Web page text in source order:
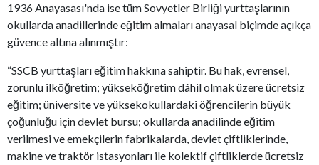
1936 Anayasası'nda ise tüm Sovyetler Birliği yurttaşlarının
okullarda anadillerinde eğitim almaları anayasal biçimde açıkça
güvence altına alınmıştır:
“SSCB yurttaşları eğitim hakkına sahiptir. Bu hak, evrensel,
zorunlu ilköğretim; yükseköğretim dâhil olmak üzere ücretsiz
eğitim; üniversite ve yüksekokullardaki öğrencilerin büyük
çoğunluğu için devlet bursu; okullarda anadilinde eğitim
verilmesi ve emekçilerin fabrikalarda, devlet çiftliklerinde,
makine ve traktör istasyonları ile kolektif çiftliklerde ücretsiz